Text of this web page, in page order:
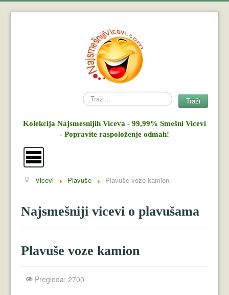
Search Traži
Kolekcija Najsmesnijih Viceva - 99,99% Smešni Vicevi
- Popravite raspoloženje odmah!
Vicevi
Mujo i Haso
Perica
Vicevi Plavuše Plavuše voze kamion
Najsmešniji vicevi o plavušama
Plavuše voze kamion
Pregleda: 2700